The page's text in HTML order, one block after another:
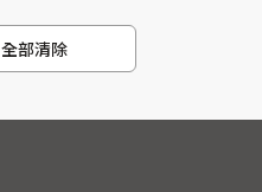
全部清除